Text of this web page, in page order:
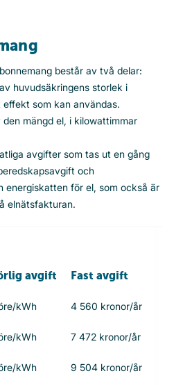
består av två delar:
huvudsäkringens storlek i
som kan användas.
den mängd el, i kilowattimmar
avgifter som tas ut en gång
och
energiskatten för el, som också är
elnätsfakturan.
avgift Fast avgift
kWh 4 560 kronor/år
kWh 7 472 kronor/år
kWh 9 504 kronor/år